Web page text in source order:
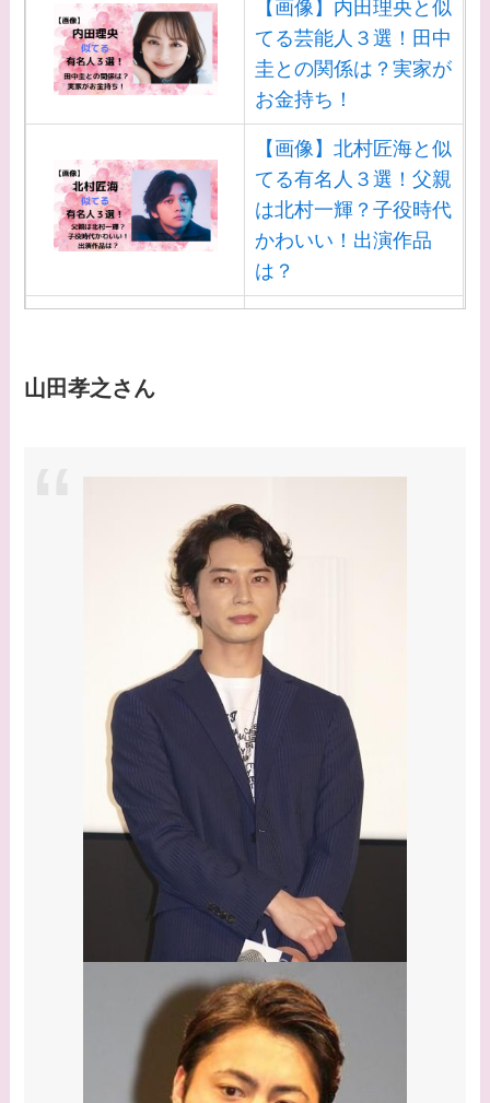
【画像】内田理央と似
てる芸能人３選！田中
圭との関係は？実家が
お金持ち！
【画像】北村匠海と似
てる有名人３選！父親
は北村一輝？子役時代
かわいい！出演作品
は？
西野七瀬との馴れ初め
や現在の活動は？
【画像】平子理沙と似
てる有名人３選！ヒア
ルロン酸で顔が変わっ
た？村井克行との関係
は？
【画像】早乙女友貴と
島袋寛子の離婚理由は
なに？2人は現在何し
てる？
【画像】松田賢二と辺
見えみりの離婚理由は
なに？子供は現在何し
てる？
【画像】野呂佳代と似
てる有名人３選！AKB
山田孝之さん